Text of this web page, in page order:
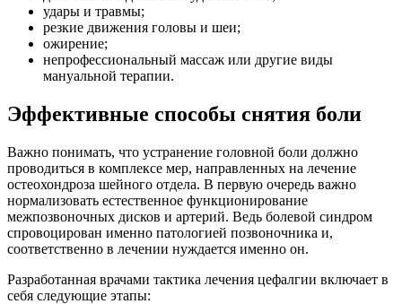
удары и травмы;
резкие движения головы и шеи;
ожирение;
непрофессиональный массаж или другие виды
мануальной терапии.
Эффективные способы снятия боли
Важно понимать, что устранение головной боли должно
проводиться в комплексе мер, направленных на лечение
остеохондроза шейного отдела. В первую очередь важно
нормализовать естественное функционирование
межпозвоночных дисков и артерий. Ведь болевой синдром
спровоцирован именно патологией позвоночника и,
соответственно в лечении нуждается именно он.
Разработанная врачами тактика лечения цефалгии включает в
себя следующие этапы: